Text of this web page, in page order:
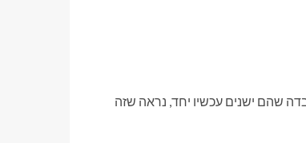
שהם ישנים עכשיו יחד, נראה שזה